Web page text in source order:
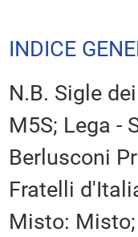
INDICE
N.B. Sigle
M5S; Lega -
Berlusconi
Fratelli
Misto: